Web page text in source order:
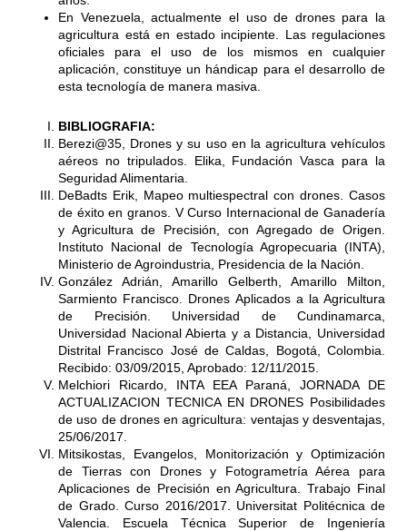
En Venezuela, actualmente el uso de drones para la
agricultura está en estado incipiente. Las regulaciones
oficiales para el uso de los mismos en cualquier
aplicación, constituye un hándicap para el desarrollo de
esta tecnología de manera masiva.
BIBLIOGRAFIA:
Berezi@35, Drones y su uso en la agricultura vehículos
aéreos no tripulados. Elika, Fundación Vasca para la
Seguridad Alimentaria.
DeBadts Erik, Mapeo multiespectral con drones. Casos
de éxito en granos. V Curso Internacional de Ganadería
y Agricultura de Precisión, con Agregado de Origen.
Instituto Nacional de Tecnología Agropecuaria (INTA),
Ministerio de Agroindustria, Presidencia de la Nación.
González Adrián, Amarillo Gelberth, Amarillo Milton,
Sarmiento Francisco. Drones Aplicados a la Agricultura
de Precisión. Universidad de Cundinamarca,
Universidad Nacional Abierta y a Distancia, Universidad
Distrital Francisco José de Caldas, Bogotá, Colombia.
Recibido: 03/09/2015, Aprobado: 12/11/2015.
Melchiori Ricardo, INTA EEA Paraná, JORNADA DE
ACTUALIZACION TECNICA EN DRONES Posibilidades
de uso de drones en agricultura: ventajas y desventajas,
25/06/2017.
Mitsikostas, Evangelos, Monitorización y Optimización
de Tierras con Drones y Fotogrametría Aérea para
Aplicaciones de Precisión en Agricultura. Trabajo Final
de Grado. Curso 2016/2017. Universitat Politécnica de
Valencia. Escuela Técnica Superior de Ingeniería